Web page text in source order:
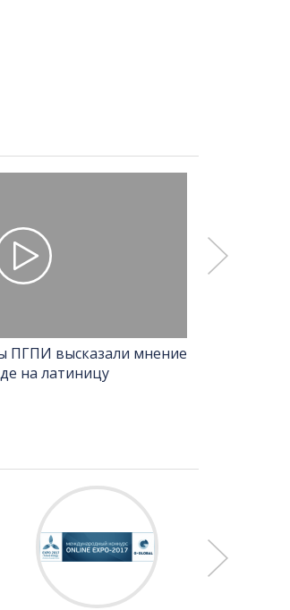
ПГПИ высказали мнение
на латиницу